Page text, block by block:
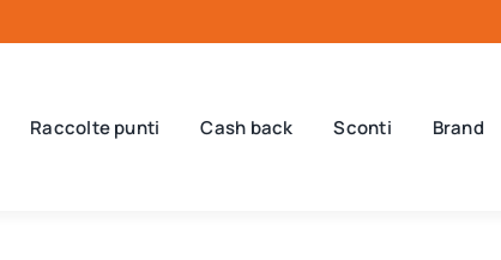
Raccolte punti Cash back Sconti Brand